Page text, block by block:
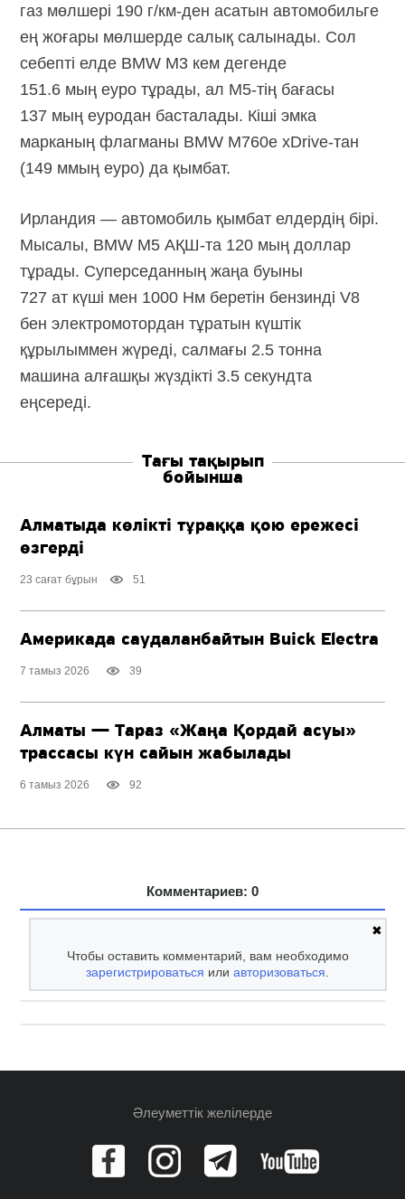
газ мөлшері 190 г/км-ден асатын автомобильге
ең жоғары мөлшерде салық салынады. Сол
себепті елде BMW M3 кем дегенде
151.6 мың еуро тұрады, ал M5-тің бағасы
137 мың еуродан басталады. Кіші эмка
марканың флагманы BMW M760exDrive-тан
(149 ммың еуро) да қымбат.
Ирландия — автомобиль қымбат елдердің бірі.
Мысалы, BMW M5АҚШ-та 120 мың доллар
тұрады. Суперседанның жаңа буыны
727 ат күші мен 1000 Нм беретін бензинді V8
бен электромотордан тұратын күштік
құрылыммен жүреді, салмағы 2.5 тонна
машина алғашқы жүздікті 3.5 секундта
еңсереді.
Тағы тақырып
бойынша
Алматыда көлікті тұраққа қою ережесі
өзгерді
23 сағат бұрын 51
Америкада саудаланбайтын Buick Electra
7 тамыз 2026 39
Алматы — Тараз «Жаңа Қордай асуы»
трассасы күн сайын жабылады
6 тамыз 2026 92
Комментариев: 0
✖
Чтобы оставить комментарий, вам необходимо
зарегистрироваться илиавторизоваться
Әлеуметтік желілерде